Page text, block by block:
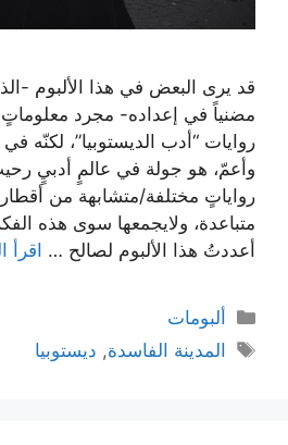
قد يرى البعض في هذا الألبوم -
مضنياً في إعداده- مجرد
روايات “أدب الديستوبيا”، لكنّه
وأعمّ، هو جولة في عالمٍ أدبيٍ
رواياتٍ مختلفة/متشابهة من
متباعدة، ولايجمعها سوى هذه
أعددتُ هذا الألبوم لصالح … اقرأ
التصنيفات
ألبومات
الوسوم
المدينة الفاسدة, ديستوبيا